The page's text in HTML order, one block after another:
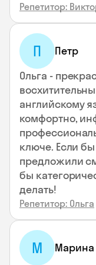
Репетитор:
П Петр
Ольга -
английскому
комфортно,
ключе. Если
предложили
бы
делать!
Репетитор: Ольга
М Марина